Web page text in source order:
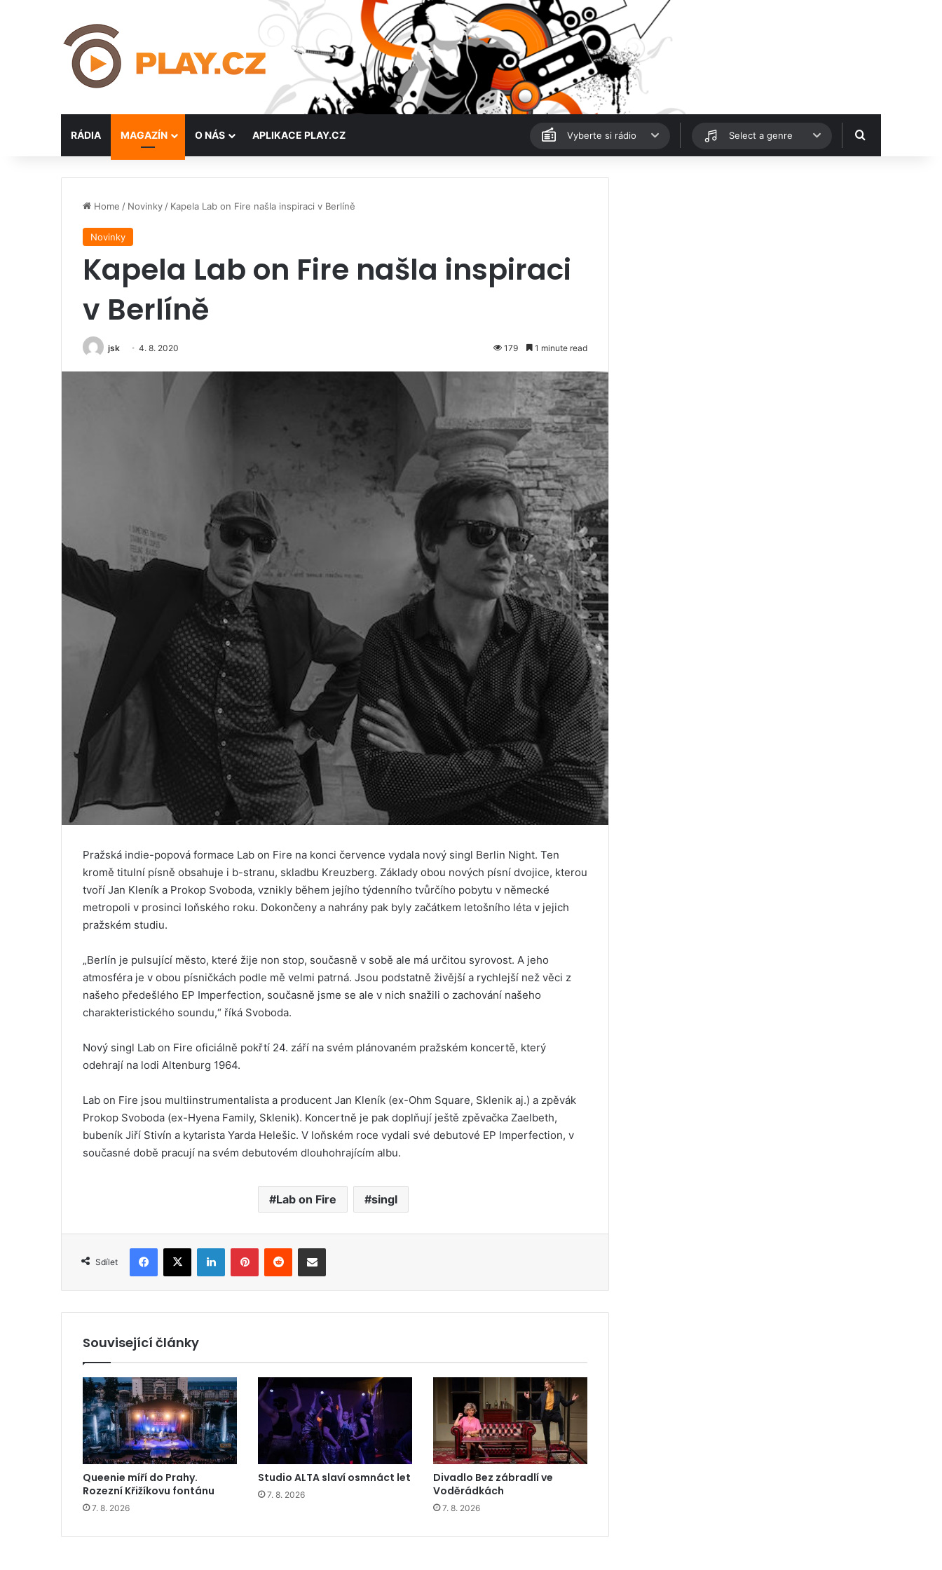
RÁDIA MAGAZÍN O NÁS APLIKACE PLAY.CZ Vyberte si rádio Select a genre Hledat
Home / Novinky / Kapela Lab on Fire našla inspiraci v Berlíně
Novinky
Kapela Lab on Fire našla inspiraci
v Berlíně
jsk 4. 8. 2020 179 1 minute read
Pražská indie-popová formace Lab on Fire na konci července vydala nový singl Berlin Night. Ten
kromě titulní písně obsahuje i b-stranu, skladbu Kreuzberg. Základy obou nových písní dvojice, kterou
tvoří Jan Kleník a Prokop Svoboda, vznikly během jejího týdenního tvůrčího pobytu v německé
metropoli v prosinci loňského roku. Dokončeny a nahrány pak byly začátkem letošního léta v jejich
pražském studiu.
„Berlín je pulsující město, které žije non stop, současně v sobě ale má určitou syrovost. A jeho
atmosféra je v obou písničkách podle mě velmi patrná. Jsou podstatně živější a rychlejší než věci z
našeho předešlého EP Imperfection, současně jsme se ale v nich snažili o zachování našeho
charakteristického soundu,“ říká Svoboda.
Nový singl Lab on Fire oficiálně pokřtí 24. září na svém plánovaném pražském koncertě, který
odehrají na lodi Altenburg 1964.
Lab on Fire jsou multiinstrumentalista a producent Jan Kleník (ex-Ohm Square, Sklenik aj.) a zpěvák
Prokop Svoboda (ex-Hyena Family, Sklenik). Koncertně je pak doplňují ještě zpěvačka Zaelbeth,
bubeník Jiří Stivín a kytarista Yarda Helešic. V loňském roce vydali své debutové EP Imperfection, v
současné době pracují na svém debutovém dlouhohrajícím albu.
Lab on Fire singl
Sdílet
Související články
Queenie míří do Prahy.
Rozezní Křižíkovu fontánu
7. 8. 2026
Studio ALTA slaví osmnáct let
7. 8. 2026
Divadlo Bez zábradlí ve
Voděrádkách
7. 8. 2026